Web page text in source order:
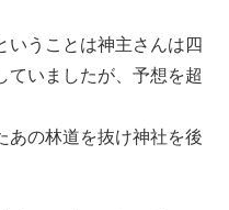
いうことは神主さんは四
ていましたが、予想を超
あの林道を抜け神社を後